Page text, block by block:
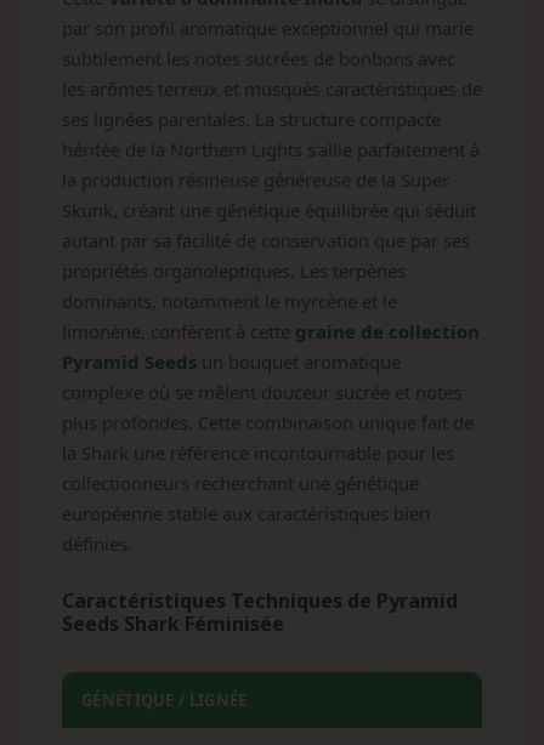
par son profil aromatique exceptionnel qui marie
subtilement les notes sucrées de bonbons avec
les arômes terreux et musqués caractéristiques de
ses lignées parentales. La structure compacte
héritée de la Northern Lights s'allie parfaitement à
la production résineuse généreuse de la Super
Skunk, créant une génétique équilibrée qui séduit
autant par sa facilité de conservation que par ses
propriétés organoleptiques. Les terpènes
dominants, notamment le myrcène et le
limonène, confèrent à cette graine de collection
Pyramid Seeds un bouquet aromatique
complexe où se mêlent douceur sucrée et notes
plus profondes. Cette combinaison unique fait de
la Shark une référence incontournable pour les
collectionneurs recherchant une génétique
européenne stable aux caractéristiques bien
définies.
Caractéristiques Techniques de Pyramid
Seeds Shark Féminisée
GÉNÉTIQUE / LIGNÉE